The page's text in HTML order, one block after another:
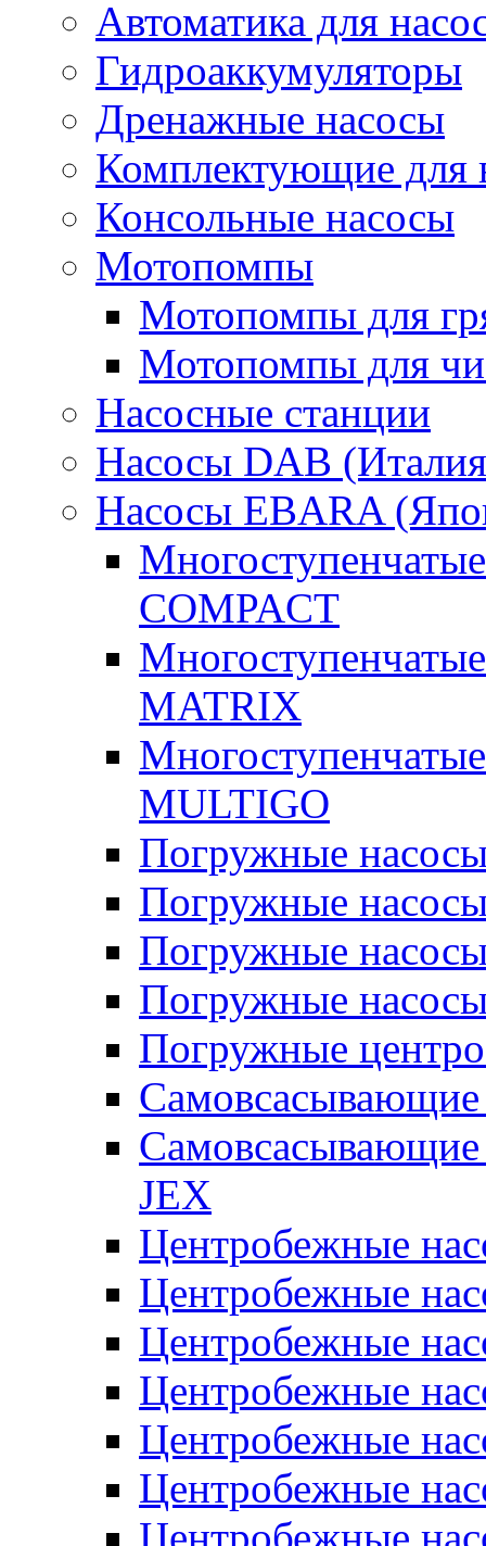
Автоматика для
Гидроаккумуляторы
Дренажные насосы
Комплектующие для
Консольные насосы
Мотопомпы
Мотопомпы для
Мотопомпы для
Насосные станции
Насосы DAB
Насосы EBARA
COMPACT
MATRIX
MULTIGO
Погружные
Погружные
Погружные
Погружные
Погружные
Самовсасывающие
Самовсасывающие
JEX
Центробежные
Центробежные
Центробежные
Центробежные
Центробежные
Центробежные
Центробежные